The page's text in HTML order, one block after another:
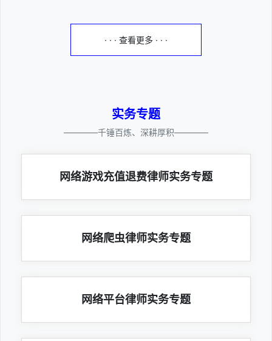
· · · 查看更多 · · ·
实务专题
————千锤百炼、深耕厚积————
网络游戏充值退费律师实务专题
网络爬虫律师实务专题
网络平台律师实务专题